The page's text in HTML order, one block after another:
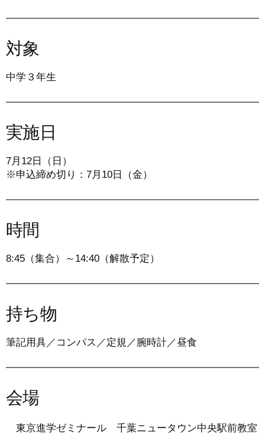
対象
中学３年生
実施日
7月12日（日）
※申込締め切り：7月10日（金）
時間
8:45（集合）～14:40（解散予定）
持ち物
筆記用具／コンパス／定規／腕時計／昼食
会場
東京進学ゼミナール 千葉ニュータウン中央駅前教室